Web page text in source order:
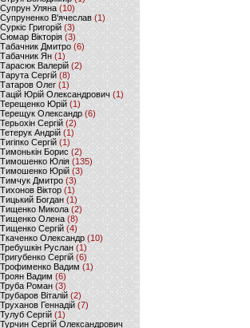
Супрун Уляна (10)
Супруненко В'ячеслав (1)
Суркіс Григорій (3)
Сюмар Вікторія (3)
Табачник Дмитро (6)
Табачник Ян(1)
Тарасюк Валерій (2)
Тарута Сергій (8)
Татаров Олег(1)
Тацій Юрій Олександрович(1)
Терещенко Юрій(1)
Терещук Олександр(6)
Терьохін Сергій (2)
Тетерук Андрій (1)
Тигіпко Сергій(1)
Тимонькін Борис (2)
Тимошенко Юлія (135)
Тимошенко Юрій(3)
Тимчук Дмитро (3)
Тихонов Віктор (1)
Тицький Богдан (1)
Тищенко Микола (2)
Тищенко Олена (8)
Тищенко Сергій (4)
Ткаченко Олександр (10)
Требушкін Руслан (1)
Тригубенко Сергій(6)
Трофименко Вадим (1)
Троян Вадим (6)
Труба Роман(3)
Трубаров Віталій (2)
Труханов Геннадій (7)
Тулуб Сергій(1)
Турчин Сергій Олександрович